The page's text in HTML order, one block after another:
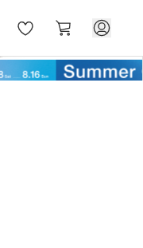
気
に
ー
ト